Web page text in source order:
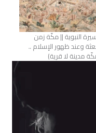
النبوية || مكّة زمن
وعند ظهور الإسلام ..
مدينة لا قرية)